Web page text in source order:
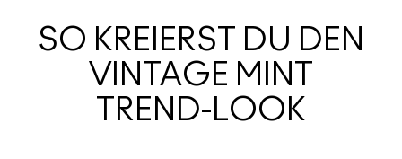
SO KREIERST DU DEN
VINTAGE MINT
TREND-LOOK